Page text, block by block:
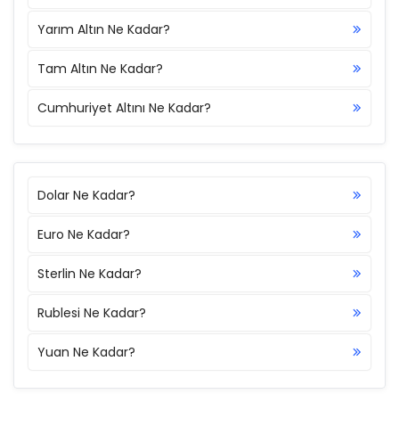
Yarım Altın Ne Kadar?
Tam Altın Ne Kadar?
Cumhuriyet Altını Ne Kadar?
Dolar Ne Kadar?
Euro Ne Kadar?
Sterlin Ne Kadar?
Rublesi Ne Kadar?
Yuan Ne Kadar?